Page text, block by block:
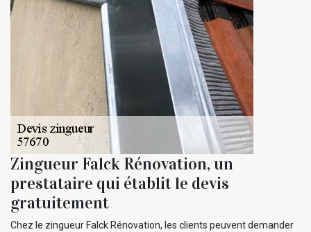
Zingueur Falck Rénovation, un
prestataire qui établit le devis
gratuitement
Chez le zingueur Falck Rénovation, les clients peuvent demander